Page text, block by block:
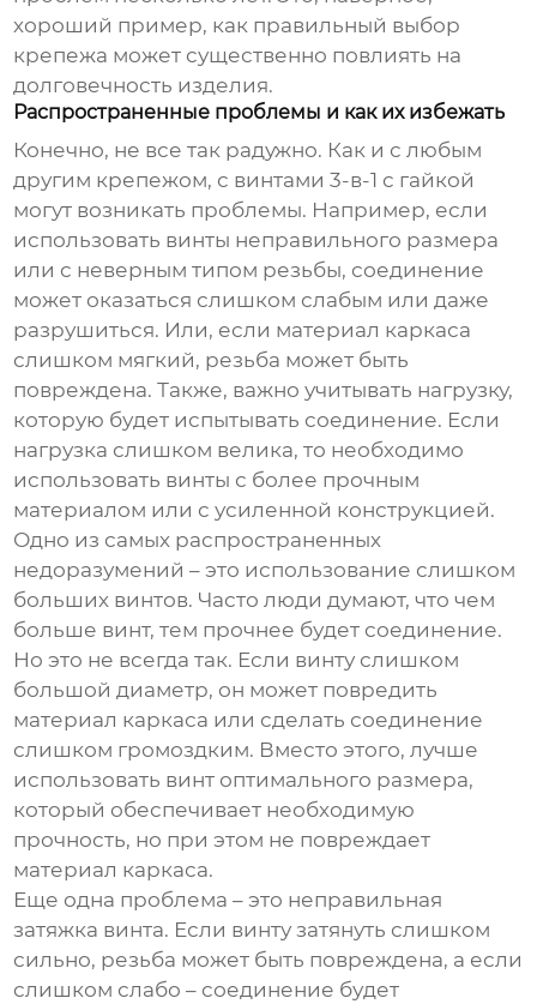
хороший пример, как правильный выбор
крепежа может существенно повлиять на
долговечность изделия.
Распространенные проблемы и как их избежать
Конечно, не все так радужно. Как и с любым
другим крепежом, с винтами 3-в-1 с гайкой
могут возникать проблемы. Например, если
использовать винты неправильного размера
или с неверным типом резьбы, соединение
может оказаться слишком слабым или даже
разрушиться. Или, если материал каркаса
слишком мягкий, резьба может быть
повреждена. Также, важно учитывать нагрузку,
которую будет испытывать соединение. Если
нагрузка слишком велика, то необходимо
использовать винты с более прочным
материалом или с усиленной конструкцией.
Одно из самых распространенных
недоразумений – это использование слишком
больших винтов. Часто люди думают, что чем
больше винт, тем прочнее будет соединение.
Но это не всегда так. Если винту слишком
большой диаметр, он может повредить
материал каркаса или сделать соединение
слишком громоздким. Вместо этого, лучше
использовать винт оптимального размера,
который обеспечивает необходимую
прочность, но при этом не повреждает
материал каркаса.
Еще одна проблема – это неправильная
затяжка винта. Если винту затянуть слишком
сильно, резьба может быть повреждена, а если
слишком слабо – соединение будет